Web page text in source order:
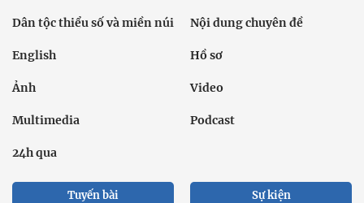
Dân tộc thiểu số và miền núi Nội dung chuyên đề
English Hồ sơ
Ảnh Video
Multimedia Podcast
24h qua
Tuyến bài Sự kiện